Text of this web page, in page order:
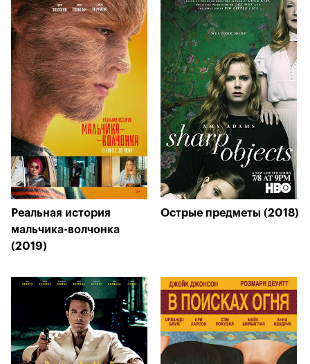
Реальная история
мальчика-волчонка
(2019)
Острые предметы (2018)